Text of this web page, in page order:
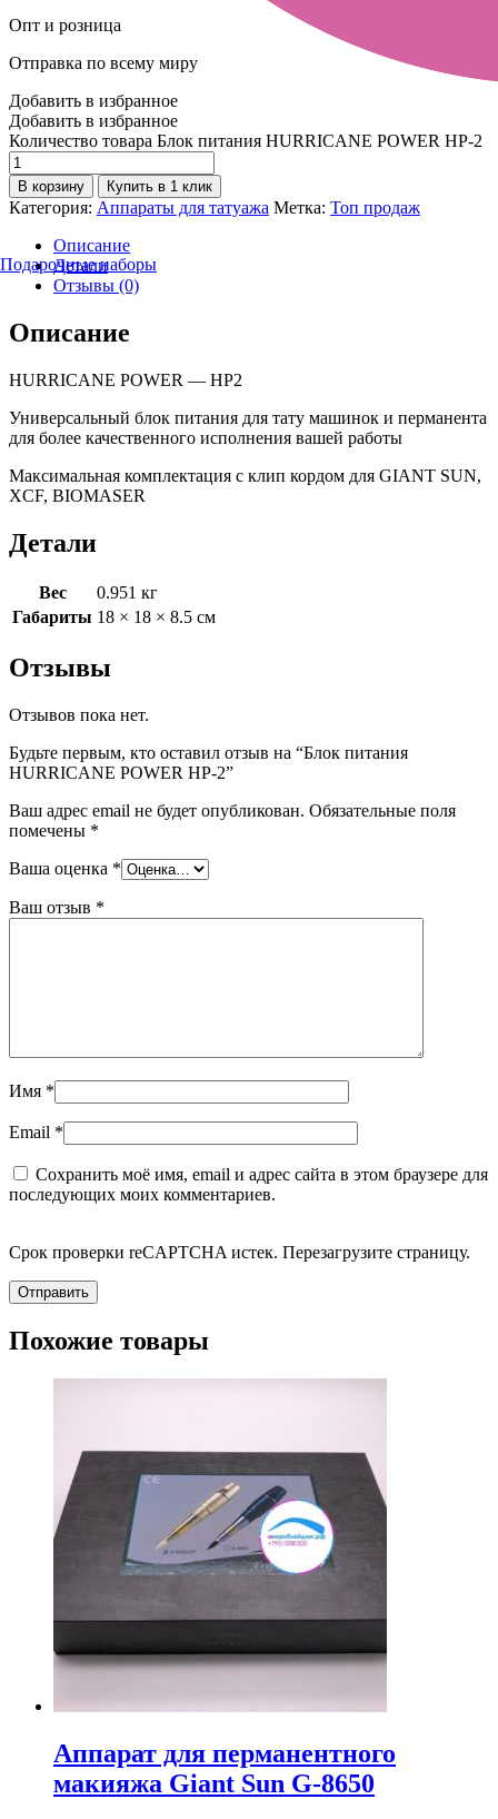
Подарочные наборы
Опт и розница
Отправка по всему миру
Добавить в избранное
Добавить в избранное
Количество товара Блок питания HURRICANE POWER HP-2
В корзину Купить в 1 клик
Категория: Аппараты для татуажа Метка: Топ продаж
Описание
Детали
Отзывы (0)
Описание
HURRICANE POWER — HP2
Универсальный блок питания для тату машинок и перманента
для более качественного исполнения вашей работы
Максимальная комплектация с клип кордом для GIANT SUN,
XCF, BIOMASER
Детали
Вес
0.951 кг
Габариты 18 × 18 × 8.5 см
Отзывы
Отзывов пока нет.
Будьте первым, кто оставил отзыв на “Блок питания
HURRICANE POWER HP-2”
Ваш адрес email не будет опубликован. Обязательные поля
помечены *
Ваша оценка *
Ваш отзыв *
Имя *
Email *
Сохранить моё имя, email и адрес сайта в этом браузере для
последующих моих комментариев.
Срок проверки reCAPTCHA истек. Перезагрузите страницу.
Похожие товары
Аппарат для перманентного
макияжа Giant Sun G-8650